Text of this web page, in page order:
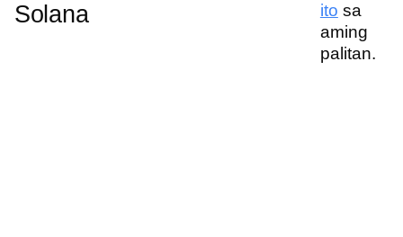
Solana
ito sa
aming
palitan.